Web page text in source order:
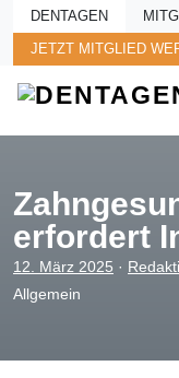
Skip to main content
DENTAGEN
JETZT MITGLIED
erfordert
12. März 2025 ·
Allgemein